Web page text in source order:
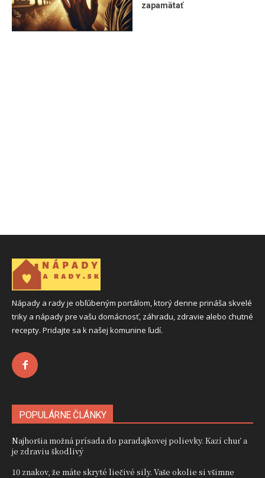
zapamätať
Nápady a rady je obľúbeným portálom, ktorý denne prináša skvelé
triky a nápady pre vašu domácnosť, záhradu, zdravie alebo chutné
recepty. Pridajte sa k našej komunine ľudí.
POPULÁRNE ČLÁNKY
Najhoršia možná prísada do paradajkovej polievky. Kazí chuť a
je zdraviu škodlivý
10 znakov, že máte skryté liečivé sily. Vaše okolie si všimne